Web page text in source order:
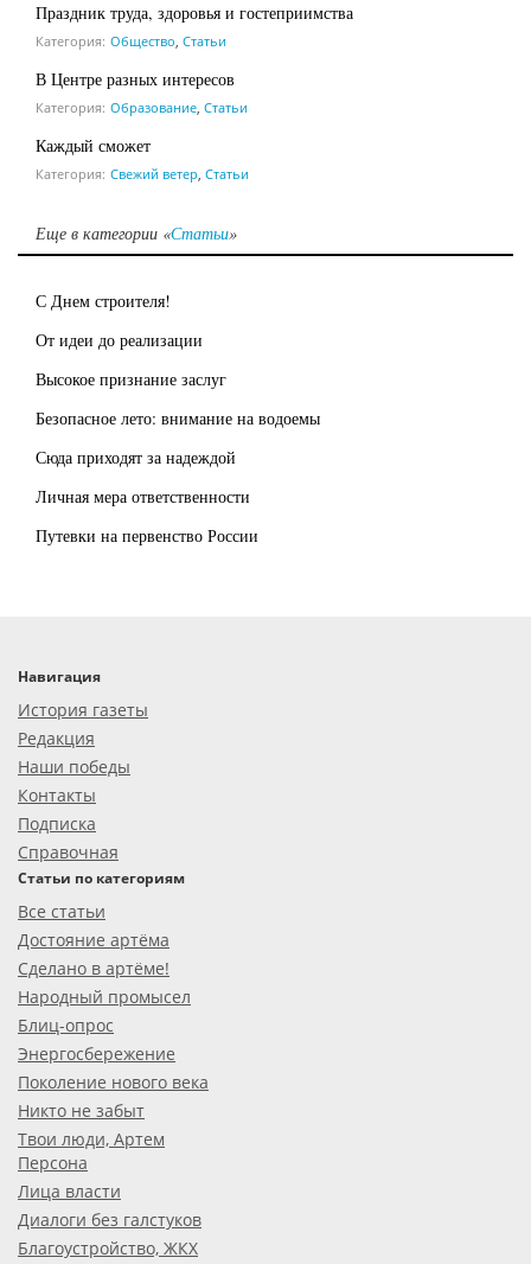
Праздник труда, здоровья и гостеприимства
Категория: Общество, Статьи
В Центре разных интересов
Категория: Образование, Статьи
Каждый сможет
Категория: Свежий ветер, Статьи
Еще в категории «Статьи»
С Днем строителя!
От идеи до реализации
Высокое признание заслуг
Безопасное лето: внимание на водоемы
Сюда приходят за надеждой
Личная мера ответственности
Путевки на первенство России
Навигация
История газеты
Редакция
Наши победы
Контакты
Подписка
Справочная
Статьи по категориям
Все статьи
Достояние артёма
Сделано в артёме!
Народный промысел
Блиц-опрос
Энергосбережение
Поколение нового века
Никто не забыт
Твои люди, Артем
Персона
Лица власти
Диалоги без галстуков
Благоустройство, ЖКХ